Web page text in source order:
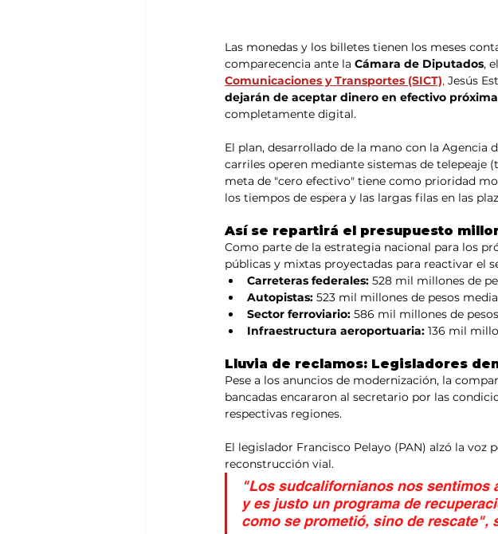
Las monedas y los billetes tienen los meses
comparecencia ante la Cámara de Diputados,
Comunicaciones y Transportes (SICT), Jesús
dejarán de aceptar dinero en efectivo
completamente digital.
El plan, desarrollado de la mano con la Agencia
carriles operen mediante sistemas de telepeaje
meta de "cero efectivo" tiene como prioridad
los tiempos de espera y las largas filas en las
Así se repartirá el presupuesto
Como parte de la estrategia nacional para los
públicas y mixtas proyectadas para reactivar el
Carreteras federales: 528 mil millones de
Autopistas: 523 mil millones de pesos
Sector ferroviario: 586 mil millones de
Infraestructura aeroportuaria: 136 mil
Lluvia de reclamos: Legisladores
Pese a los anuncios de modernización, la
bancadas encararon al secretario por las
respectivas regiones.
El legislador Francisco Pelayo (PAN) alzó la
reconstrucción vial.
"Los sudcalifornianos nos sentimos
y es justo un programa de
como se prometió, sino de rescate",